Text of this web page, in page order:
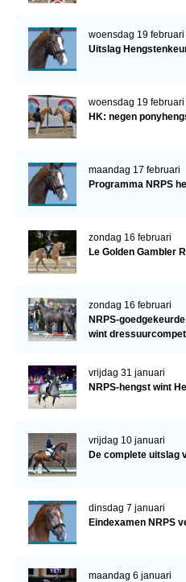
woensdag 19 februari
Uitslag
woensdag 19 februari
HK: negen
maandag 17 februari
Programma NRPS
zondag 16 februari
Le Golden Gambler
zondag 16 februari
NRPS-
wint
vrijdag 31 januari
NRPS-hengst wint
vrijdag 10 januari
De complete uitslag
dinsdag 7 januari
Eindexamen NRPS
maandag 6 januari